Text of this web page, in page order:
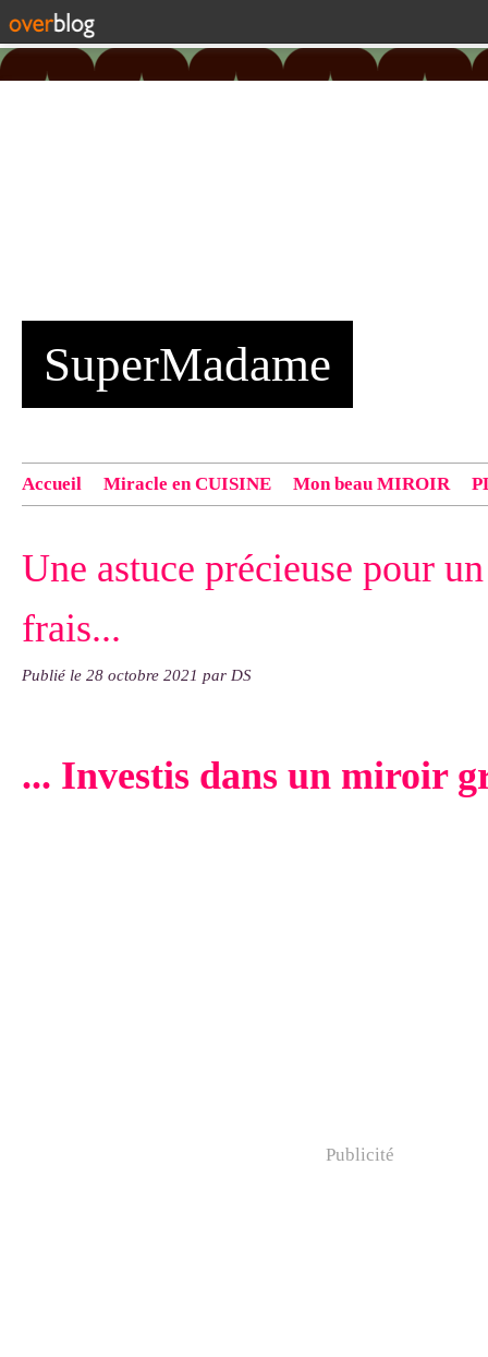
SuperMadame
Accueil Miracle en CUISINE Mon beau MIROIR
exemple : "Bonnet cloche From Annie", "Veste Rue
Une astuce précieuse pour
frais...
Publié le 28 octobre 2021 par DS
... Investis dans un miroir
Publicité